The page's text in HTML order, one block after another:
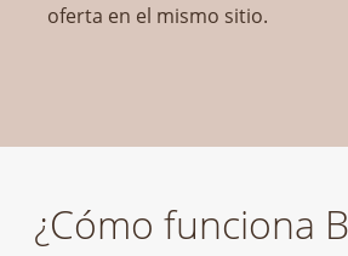
oferta en el mismo sitio.
¿Cómo funciona